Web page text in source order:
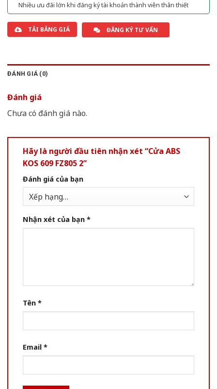
Nhiều ưu đãi lớn khi đăng ký tài khoản thành viên thân thiết
TẢI BẢNG GIÁ ĐĂNG KÝ TƯ VẤN
ĐÁNH GIÁ (0)
Đánh giá
Chưa có đánh giá nào.
Hãy là người đầu tiên nhận xét “Cửa ABS
KOS 609 FZ805 2”
Đánh giá của bạn
Nhận xét của bạn *
Tên *
Email *